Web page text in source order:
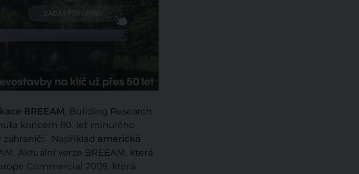
BREEAM, Building Research
koncem 80. let minulého
zahraničí. Například americká
Aktuální verze BREEAM, která
Commercial 2009, která